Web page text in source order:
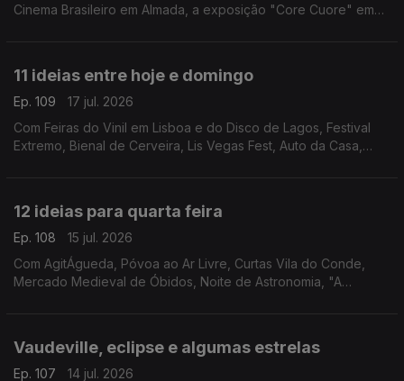
Cinema Brasileiro em Almada, a exposição "Core Cuore" em
11 ideias entre hoje e domingo
Ep. 109
17 jul. 2026
Com Feiras do Vinil em Lisboa e do Disco de Lagos, Festival
Extremo, Bienal de Cerveira, Lis Vegas Fest, Auto da Casa,
12 ideias para quarta feira
Ep. 108
15 jul. 2026
Com AgitÁgueda, Póvoa ao Ar Livre, Curtas Vila do Conde,
Mercado Medieval de Óbidos, Noite de Astronomia, "A
Vaudeville, eclipse e algumas estrelas
Ep. 107 14 jul. 2026